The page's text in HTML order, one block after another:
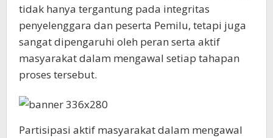
tidak hanya tergantung pada integritas
penyelenggara dan peserta Pemilu, tetapi juga
sangat dipengaruhi oleh peran serta aktif
masyarakat dalam mengawal setiap tahapan
proses tersebut.
Partisipasi aktif masyarakat dalam mengawal